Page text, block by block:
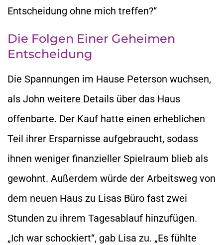
Entscheidung ohne mich treffen?“
Die Folgen Einer Geheimen
Entscheidung
Die Spannungen im Hause Peterson wuchsen,
als John weitere Details über das Haus
offenbarte. Der Kauf hatte einen erheblichen
Teil ihrer Ersparnisse aufgebraucht, sodass
ihnen weniger finanzieller Spielraum blieb als
gewohnt. Außerdem würde der Arbeitsweg von
dem neuen Haus zu Lisas Büro fast zwei
Stunden zu ihrem Tagesablauf hinzufügen.
„Ich war schockiert“, gab Lisa zu. „Es fühlte